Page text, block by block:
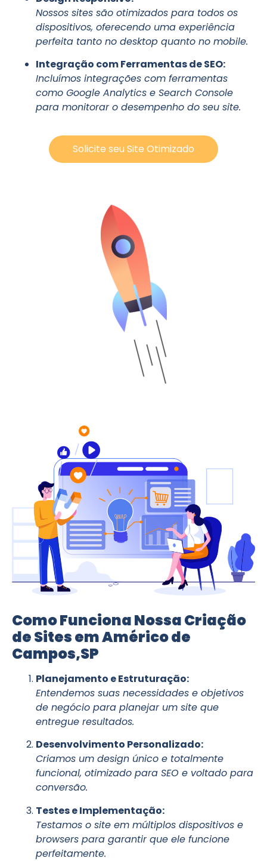
Nossos sites são otimizados para todos os
dispositivos, oferecendo uma experiência
perfeita tanto no desktop quanto no mobile.
Integração com Ferramentas de SEO:
Incluímos integrações com ferramentas
como Google Analytics e Search Console
para monitorar o desempenho do seu site.
Solicite seu Site Otimizado
Como Funciona Nossa Criação
de Sites em Américo de
Campos,SP
Planejamento e Estruturação:
Entendemos suas necessidades e objetivos
de negócio para planejar um site que
entregue resultados.
Desenvolvimento Personalizado:
Criamos um design único e totalmente
funcional, otimizado para SEO e voltado para
conversão.
Testes e Implementação:
Testamos o site em múltiplos dispositivos e
browsers para garantir que ele funcione
perfeitamente.